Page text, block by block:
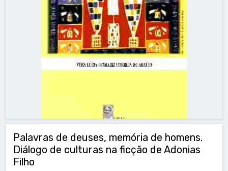
Palavras de deuses, memória de homens.
Diálogo de culturas na ficção de Adonias
Filho